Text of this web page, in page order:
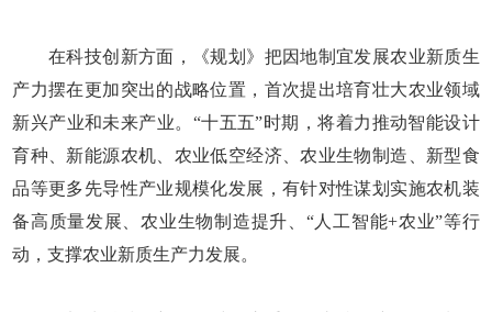
在科技创新方面，《规划》把因地制宜发展农业新质生
产力摆在更加突出的战略位置，首次提出培育壮大农业领域
新兴产业和未来产业。“十五五”时期，将着力推动智能设计
育种、新能源农机、农业低空经济、农业生物制造、新型食
品等更多先导性产业规模化发展，有针对性谋划实施农机装
备高质量发展、农业生物制造提升、“人工智能+农业”等行
动，支撑农业新质生产力发展。